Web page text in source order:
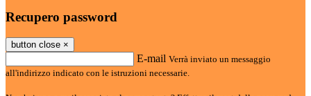
Recupero password
button close ×
E-mail Verrà inviato un messaggio
all'indirizzo indicato con le istruzioni necessarie.